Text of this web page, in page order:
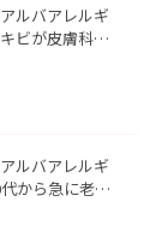
ルバアレルギ
ビが皮膚科で
ルバアレルギ
から急に老け